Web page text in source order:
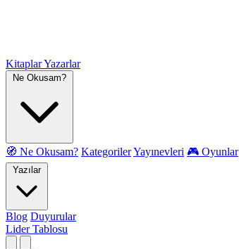
KitaplarYazarlar
Ne Okusam?
🧭 Ne Okusam? KategorilerYayınevleri 🎮 Oyunlar
Yazılar
Blog Duyurular
Lider Tablosu